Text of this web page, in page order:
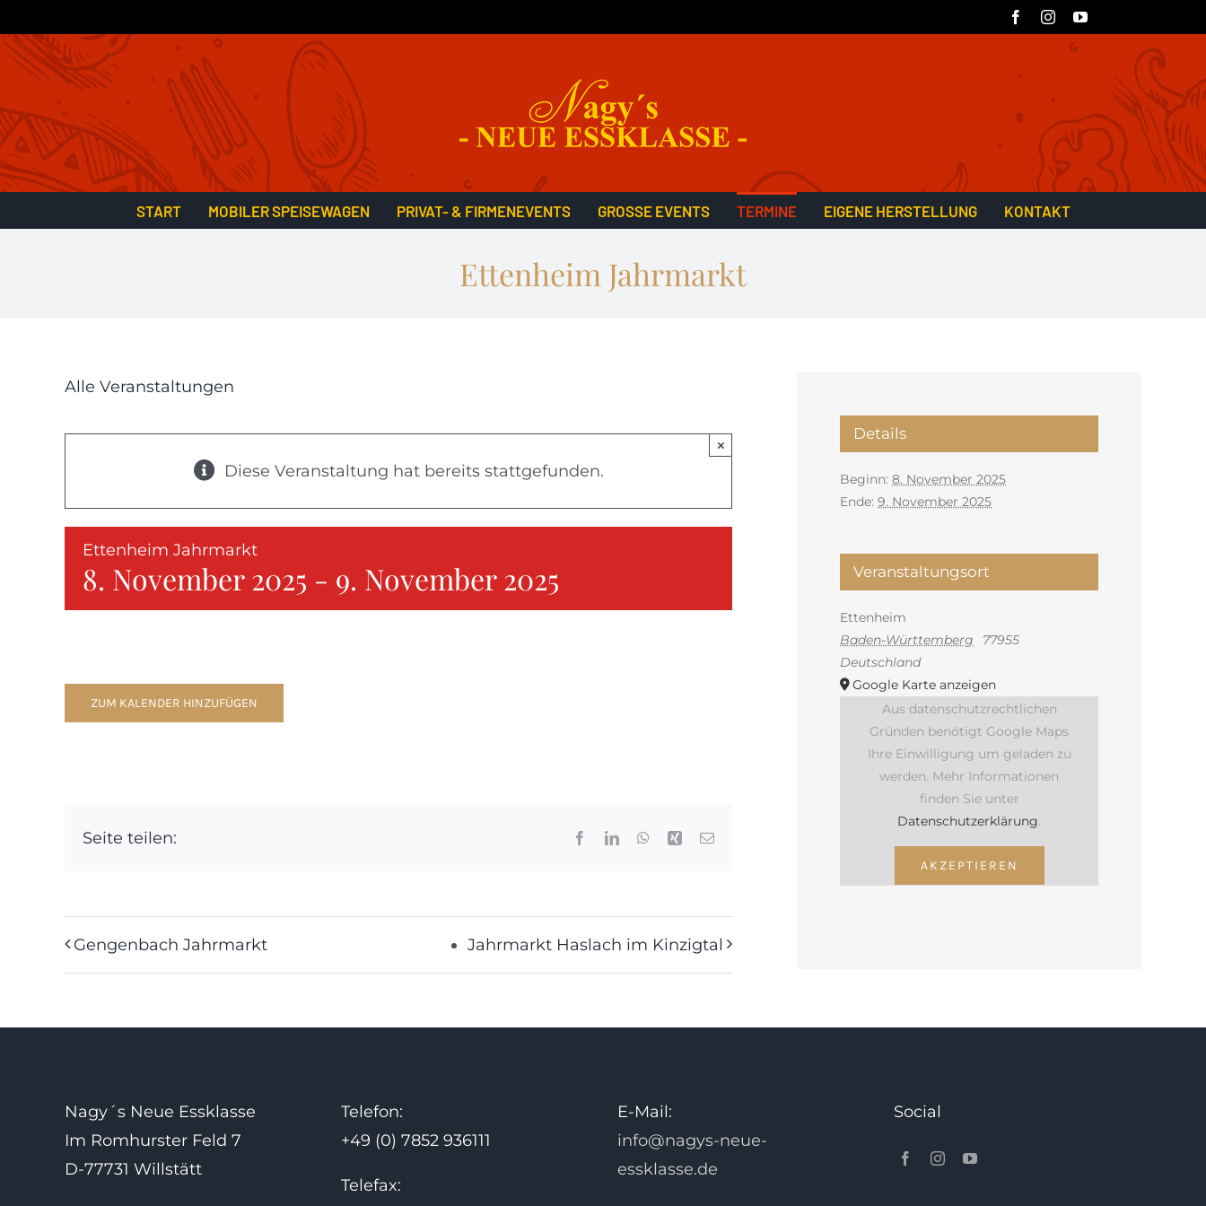
Inhalt
springen
FacebookInstagramYouTube
START MOBILER SPEISEWAGEN PRIVAT- & FIRMENEVENTS GROSSE EVENTS TERMINE EIGENE HERSTELLUNG KONTAKT
Ettenheim Jahrmarkt
Alle Veranstaltungen
Diese Veranstaltung hat bereits stattgefunden.
×
Ettenheim Jahrmarkt
8. November 2025 - 9. November 2025
ZUM KALENDER HINZUFÜGEN
Seite teilen: FacebookLinkedInWhatsApp
Xing E-
Gengenbach Jahrmarkt Jahrmarkt Haslach im Kinzigtal
Details
Beginn: 8. November 2025
Ende: 9. November 2025
Veranstaltungsort
Ettenheim
Baden-Württemberg
77955
Deutschland
Google Karte anzeigen
Aus datenschutzrechtlichen
Gründen benötigt Google Maps
Ihre Einwilligung um geladen zu
werden. Mehr Informationen
finden Sie unter
Datenschutzerklärung.
AKZEPTIEREN
Nagy´s Neue Essklasse
Im Romhurster Feld 7
D-77731 Willstätt
Telefon:
+49 (0) 7852 936111
Telefax:
E-Mail:
info@nagys-neue-
essklasse.de
Social